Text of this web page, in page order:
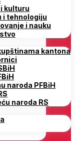
kulturu
i tehnologiju
i nauku
kantona
naroda PFBiH
naroda RS